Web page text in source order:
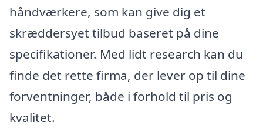
håndværkere, som kan give dig et
skræddersyet tilbud baseret på dine
specifikationer. Med lidt research kan du
finde det rette firma, der lever op til dine
forventninger, både i forhold til pris og
kvalitet.